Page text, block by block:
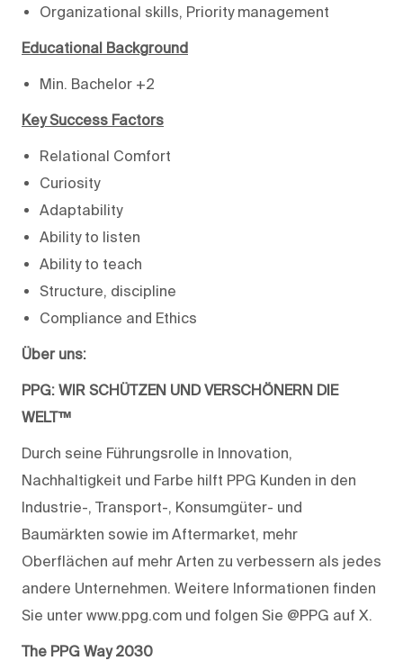
Organizational skills, Priority management
Educational Background
Min. Bachelor +2
Key Success Factors
Relational Comfort
Curiosity
Adaptability
Ability to listen
Ability to teach
Structure, discipline
Compliance and Ethics
Über uns:
PPG: WIR SCHÜTZEN UND VERSCHÖNERN DIE
WELT™
Durch seine Führungsrolle in Innovation,
Nachhaltigkeit und Farbe hilft PPG Kunden in den
Industrie-, Transport-, Konsumgüter- und
Baumärkten sowie im Aftermarket, mehr
Oberflächen auf mehr Arten zu verbessern als jedes
andere Unternehmen. Weitere Informationen finden
Sie unter www.ppg.com und folgen Sie @PPG auf X.
The PPG Way 2030